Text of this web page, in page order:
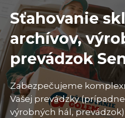
SŤAHOVANIE - SŤAHOVACIE
DOPRAVA - DOPRAVNÉ
AKCIE A ZĽAVY
SKLADOVANIE
REFERENCIE
CENNÍK
KONTAKT
Sťahovanie
archívov,
prevádzok
Zabezpečujeme
Vašej prevádzky
výrobných hál, prevádzok)